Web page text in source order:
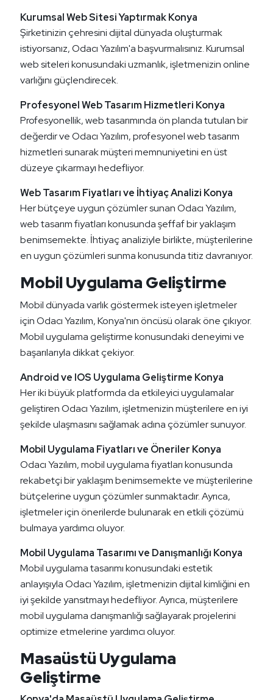
Kurumsal Web Sitesi Yaptırmak Konya
Şirketinizin çehresini dijital dünyada oluşturmak
istiyorsanız, Odacı Yazılım'a başvurmalısınız. Kurumsal
web siteleri konusundaki uzmanlık, işletmenizin online
varlığını güçlendirecek.
Profesyonel Web Tasarım Hizmetleri Konya
Profesyonellik, web tasarımında ön planda tutulan bir
değerdir ve Odacı Yazılım, profesyonel web tasarım
hizmetleri sunarak müşteri memnuniyetini en üst
düzeye çıkarmayı hedefliyor.
Web Tasarım Fiyatları ve İhtiyaç Analizi Konya
Her bütçeye uygun çözümler sunan Odacı Yazılım,
web tasarım fiyatları konusunda şeffaf bir yaklaşım
benimsemekte. İhtiyaç analiziyle birlikte, müşterilerine
en uygun çözümleri sunma konusunda titiz davranıyor.
Mobil Uygulama Geliştirme
Mobil dünyada varlık göstermek isteyen işletmeler
için Odacı Yazılım, Konya'nın öncüsü olarak öne çıkıyor.
Mobil uygulama geliştirme konusundaki deneyimi ve
başarılarıyla dikkat çekiyor.
Android ve IOS Uygulama Geliştirme Konya
Her iki büyük platformda da etkileyici uygulamalar
geliştiren Odacı Yazılım, işletmenizin müşterilere en iyi
şekilde ulaşmasını sağlamak adına çözümler sunuyor.
Mobil Uygulama Fiyatları ve Öneriler Konya
Odacı Yazılım, mobil uygulama fiyatları konusunda
rekabetçi bir yaklaşım benimsemekte ve müşterilerine
bütçelerine uygun çözümler sunmaktadır. Ayrıca,
işletmeler için önerilerde bulunarak en etkili çözümü
bulmaya yardımcı oluyor.
Mobil Uygulama Tasarımı ve Danışmanlığı Konya
Mobil uygulama tasarımı konusundaki estetik
anlayışıyla Odacı Yazılım, işletmenizin dijital kimliğini en
iyi şekilde yansıtmayı hedefliyor. Ayrıca, müşterilere
mobil uygulama danışmanlığı sağlayarak projelerini
optimize etmelerine yardımcı oluyor.
Masaüstü Uygulama
Geliştirme